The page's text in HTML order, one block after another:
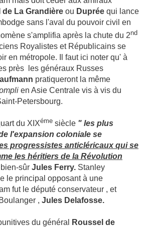
de La Grandière ou Duprée qui lance
sans l'aval du pouvoir civil en
s'amplifia après la chute du 2nd
Royalistes et Républicains se
en métropole.
Il faut ici noter qu' à
près les généraux Russes
pratiqueront la même
en Asie Centrale vis à vis du
Petersbourg.
du XIXéme siècle " les plus
l'expansion coloniale se
progressistes anticléricaux qui se
les héritiers de la Révolution
sûr Jules Ferry. Stanley
le principal opposant à une
fut le député conservateur , et
, Jules Delafosse.
du général
Roussel de